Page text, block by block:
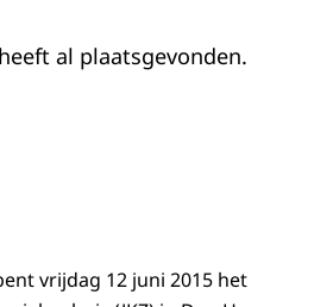
al plaatsgevonden.
vrijdag 12 juni 2015 het